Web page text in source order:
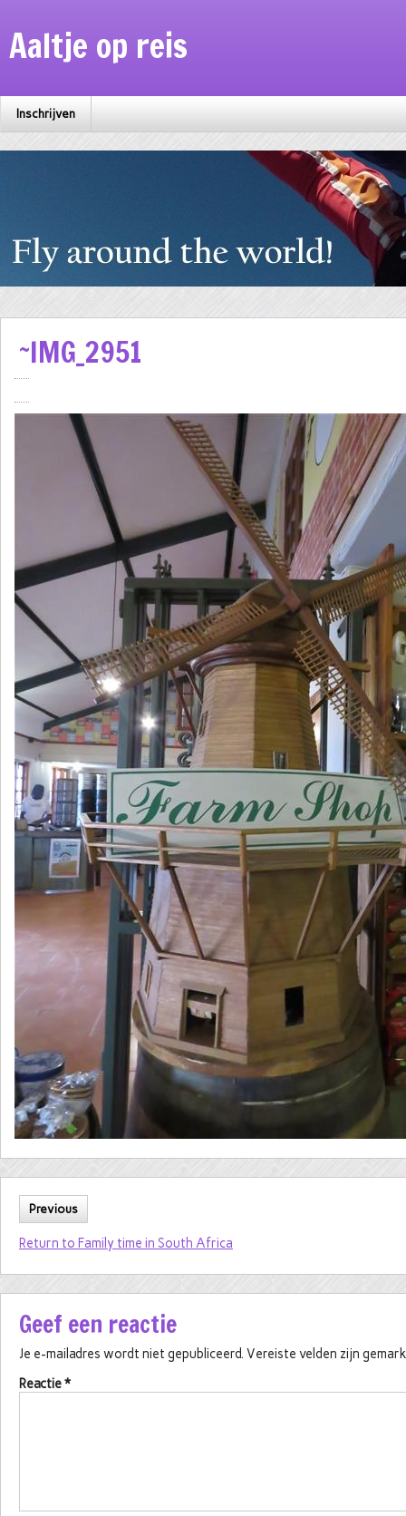
Aaltje op reis
Inschrijven
~IMG_2951
Previous
Return to Family time in South Africa
Geef een reactie
Je e-mailadres wordt niet gepubliceerd. Vereiste velden zijn
Reactie*